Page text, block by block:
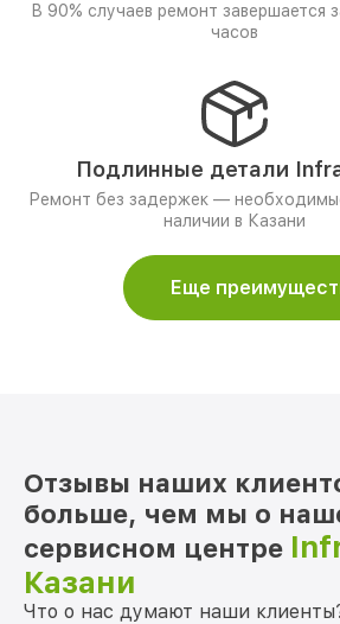
В 90% случаев ремонт завершается
часов
Подлинные детали
Ремонт без задержек —
наличии в Казани
Еще
Отзывы наших
больше, чем мы о
сервисном центре
Казани
Что о нас думают наши